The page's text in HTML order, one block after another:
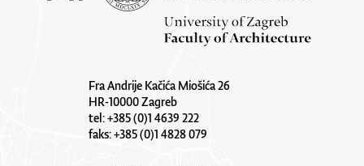
Fra Andrije Kačića Miošića 26
HR-10000 Zagreb
tel: +385 (0)1 4639 222
faks: +385 (0)1 4828 079